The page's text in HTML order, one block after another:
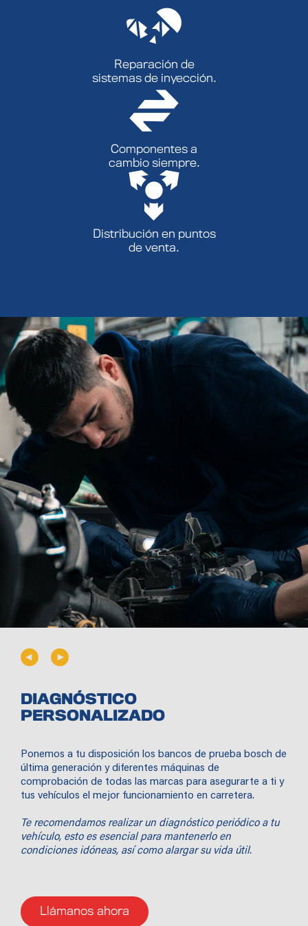
Reparación de
sistemas de inyección.
Componentes a
cambio siempre.
Distribución en puntos
de venta.
DIAGNÓSTICO
PERSONALIZADO
Ponemos a tu disposición los bancos de prueba bosch de
última generación y diferentes máquinas de
comprobación de todas las marcas para asegurarte a ti y
tus vehículos el mejor funcionamiento en carretera.
Te recomendamos realizar un diagnóstico periódico a tu
vehículo, esto es esencial para mantenerlo en
condiciones idóneas, así como alargar su vida útil.
Llámanos ahora